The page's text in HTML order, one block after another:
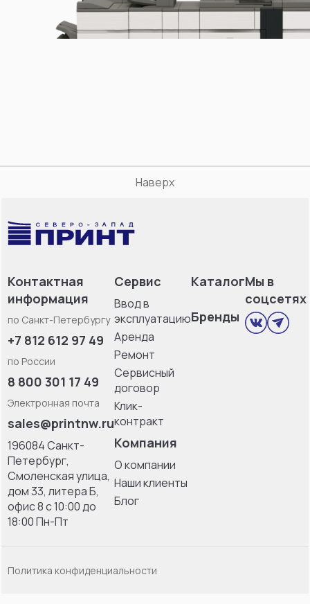
Наверх
Контактная
информация
по Санкт-Петербургу
+7 812 612 97 49
по России
8 800 301 17 49
Электронная почта
sales@printnw.ru
196084 Санкт-
Петербург,
Смоленская улица,
дом 33, литерa Б,
офис 8 с 10:00 до
18:00 Пн-Пт
Сервис
Ввод в
эксплуатацию
Аренда
Ремонт
Сервисный
договор
Клик-
контракт
Компания
О компании
Наши клиенты
Блог
Каталог
Бренды
Мы в
соцсетях
Политика конфиденциальности